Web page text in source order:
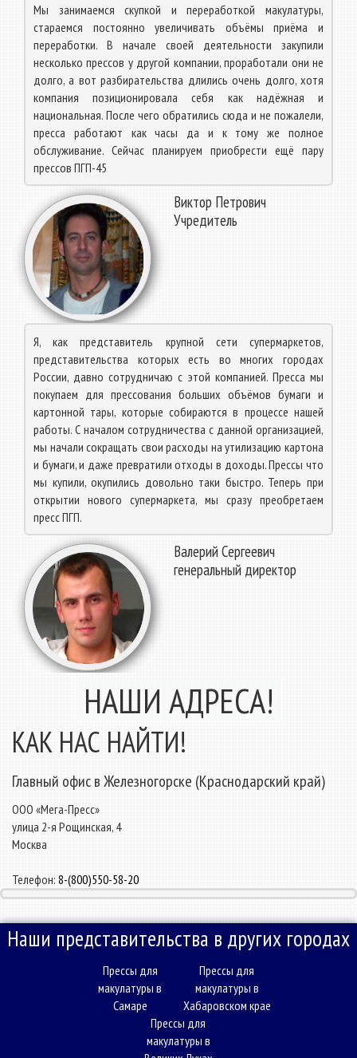
Мы занимаемся скупкой и переработкой макулатуры,
стараемся постоянно увеличивать объёмы приёма и
переработки. В начале своей деятельности закупили
несколько прессов у другой компании, проработали они не
долго, а вот разбирательства длились очень долго, хотя
компания позиционировала себя как надёжная и
национальная. После чего обратились сюда и не пожалели,
пресса работают как часы да и к тому же полное
обслуживание. Сейчас планируем приобрести ещё пару
прессов ПГП-45
Виктор Петрович
Учредитель
Я, как представитель крупной сети супермаркетов,
представительства которых есть во многих городах
России, давно сотрудничаю с этой компанией. Пресса мы
покупаем для прессования больших объёмов бумаги и
картонной тары, которые собираются в процессе нашей
работы. С началом сотрудничества с данной организацией,
мы начали сокращать свои расходы на утилизацию картона
и бумаги, и даже превратили отходы в доходы. Прессы что
мы купили, окупились довольно таки быстро. Теперь при
открытии нового супермаркета, мы сразу преобретаем
пресс ПГП.
Валерий Сергеевич
генеральный директор
НАШИ АДРЕСА!
КАК НАС НАЙТИ!
Главный офис в Железногорске (Краснодарский край)
ООО «Мега-Пресс»
улица 2-я Рощинская, 4
Москва
Телефон: 8-(800)550-58-20
Наши представительства в других городах
Прессы для
макулатуры в
Самаре
Прессы для
макулатуры в
Хабаровском крае
Прессы для
макулатуры в